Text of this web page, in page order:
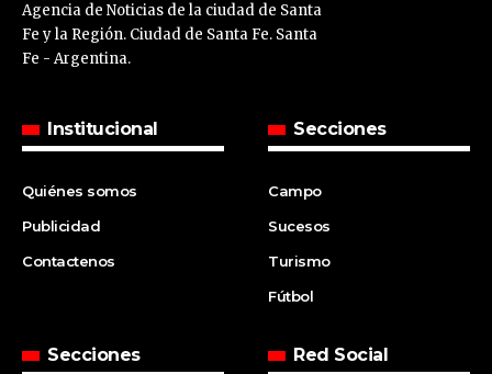
Agencia de Noticias de la ciudad de Santa
Fe y la Región. Ciudad de Santa Fe. Santa
Fe - Argentina.
Institucional
Quiénes somos
Publicidad
Contactenos
Secciones
Campo
Sucesos
Turismo
Fútbol
Secciones Red Social